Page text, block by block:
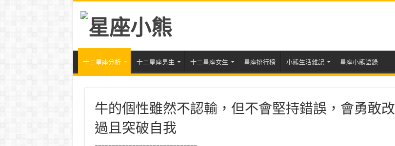
十二星座分析 十二星座男生 十二星座女生 星座排行榜 小熊生活雜記 星座小熊語錄
牛的個性雖然不認輸，但不會堅持錯誤，會勇敢改
過且突破自我